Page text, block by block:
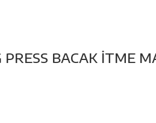
BACAK İTME